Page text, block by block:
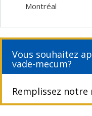
Montréal
Vous souhaitez
vade-mecum?
Remplissez